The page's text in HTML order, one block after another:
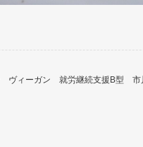
ヴィーガン 就労継続支援B型 市